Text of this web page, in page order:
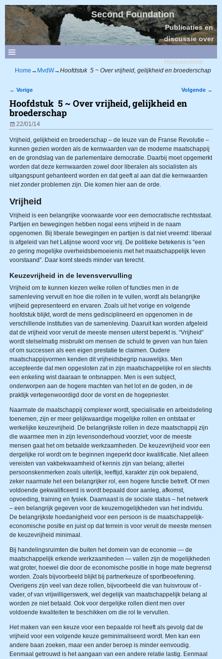
Second Foundation
Publicaties en
discussie over
Humanisme
Home → MvdW→Hoofdstuk 5 ~ Over vrijheid, gelijkheid en broederschap
← Vorige Volgende →
Hoofdstuk 5 ~ Over vrijheid, gelijkheid en
broederschap
22/01/14
Vrijheid, gelijkheid en broederschap – de leuze van de Franse Revolutie –
kunnen gezien worden als de kernwaarden van de moderne maatschappij
en de grondslag van de parlementaire democratie. Daarbij moet opgemerkt
worden dat deze kernwaarden zowel door liberalen als socialisten als
uitgangspunt gehanteerd worden en dat geeft al aan dat die kernwaarden
niet zonder problemen zijn. Die komen hier aan de orde.
Vrijheid
Vrijheid is een belangrijke voorwaarde voor een democratische rechtsstaat.
Partijen en bewegingen hebben nogal eens vrijheid in de naam
opgenomen. Bij liberale bewegingen en partijen is dat niet vreemd: liberaal
is afgeleid van het Latijnse woord voor vrij. De politieke betekenis is “een
zo gering mogelijke overheidsbemoeienis met het maatschappelijk leven
voorstaand”. Daar komt steeds minder van terecht.
Keuzevrijheid in de levensvervulling
Vrijheid om te kunnen kiezen welke rollen of functies men in de
samenleving vervult en hoe die rollen in te vullen, wordt als belangrijke
vrijheid gepresenteerd en ervaren. Zoals uit het vorige en volgende
hoofdstuk blijkt, wordt de mens gedisciplineerd en opgenomen in de
verschillende instituties van de samenleving. Daaruit kan worden afgeleid
dat de vrijheid voor veruit de meeste mensen uiterst beperkt is. “Vrijheid”
wordt stelselmatig misbruikt om mensen de schuld te geven van hun falen
of om successen als een eigen prestatie te claimen. Oudere
maatschappijvormen kenden dit vrijheidsbegrip nauwelijks. Men
accepteerde dat men opgesloten zat in zijn maatschappelijke rol en slechts
een enkeling wist daaraan te ontsnappen. Men is een subject,
onderworpen aan de hogere machten van het lot en de goden, in de
praktijk vertegenwoordigd door de vorst en de hogepriester.
Naarmate de maatschappij complexer wordt, specialisatie en arbeidsdeling
toenemen, zijn er meer gelijkwaardige mogelijke rollen en ontstaat er
werkelijke keuzevrijheid. De belangrijkste rollen in deze maatschappij zijn
die waarmee men in zijn levensonderhoud voorziet; voor de meeste
mensen gaat het om betaalde werkzaamheden. De keuzevrijheid voor een
dergelijke rol wordt om te beginnen ingeperkt door kwalificatie. Niet alleen
vereisten van vakbekwaamheid of kennis zijn van belang; allerlei
persoonskenmerken zoals uiterlijk, leeftijd, karakter zijn ook bepalend,
zeker naarmate het een belangrijker rol, een hogere functie betreft. Of men
voldoende gekwalificeerd is wordt bepaald door aanleg, afkomst,
opvoeding, training en fysiek. Daarnaast is de sociale status – het netwerk
– een belangrijk gegeven voor de keuzemogelijkheden van het individu.
De belangrijkste hoedanigheid voor een persoon is de maatschappelijk-
economische positie en juist op dat terrein is voor veruit de meeste mensen
de keuzevrijheid minimaal.
Bij handelingsruimten die buiten het domein van de economie — de
maatschappelijk erkende werkzaamheden — vallen zijn de mogelijkheden
wat groter, hoewel die door de economische positie in hoge mate begrensd
worden. Zoals bijvoorbeeld blijkt bij partnerkeuze of sportbeoefening.
Overigens zijn veel van deze rollen, bijvoorbeeld die van huisvrouw of -
vader, of van vrijwilligerswerk, wel degelijk van maatschappelijk belang al
worden ze niet betaald. Ook voor dergelijke rollen dient men over
voldoende kwaliteiten te beschikken om die rol te vervullen.
Het maken van een keuze voor een bepaalde rol heeft als gevolg dat de
vrijheid voor een volgende keuze geminimaliseerd wordt. Men kan een
andere baan zoeken, maar een ander beroep is minder eenvoudig.
Eenmaal getrouwd is het aangaan van een andere relatie lastig. Eenmaal